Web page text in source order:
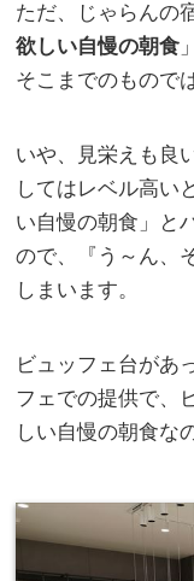
ただ、じゃらんの
欲しい自慢の朝食
そこまでのもので
いや、見栄えも良
してはレベル高い
い自慢の朝食」と
ので、『う～ん、
しまいます。
ビュッフェ台があ
フェでの提供で、
しい自慢の朝食な